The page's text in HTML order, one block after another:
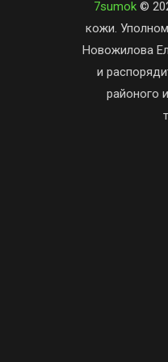
7sumok©
кожи.
Новожилова
и
районого